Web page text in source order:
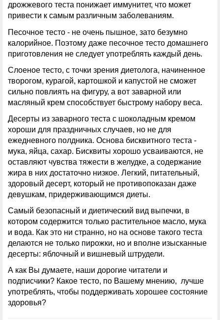
дрожжевого теста понижает иммунитет, что может
привести к самым различным заболеваниям.
Песочное тесто - не очень пышное, зато безумно
калорийное. Поэтому даже песочное тесто домашнего
приготовления не следует употреблять каждый день.
Слоеное тесто, с точки зрения диетолога, начиненное
творогом, курагой, картошкой и капустой не сможет
сильно повлиять на фигуру, а вот заварной или
масляный крем способствует быстрому набору веса.
Десерты из заварного теста с шоколадным кремом
хороши для праздничных случаев, но не для
ежедневного полдника. Основа бисквитного теста -
мука, яйца, сахар. Бисквиты хорошо усваиваются, не
оставляют чувства тяжести в желудке, а содержание
жира в них достаточно низкое. Легкий, питательный,
здоровый десерт, который не противопоказан даже
девушкам, придерживающимся диеты.
Самый безопасный и диетический вид выпечки, в
котором содержится только растительное масло, мука
и вода. Как это ни странно, но на основе такого теста
делаются не только пирожки, но и вполне изысканные
десерты: яблочный и вишневый штрудели.
А как Вы думаете, наши дорогие читатели и
подписчики? Какое тесто, по Вашему мнению, лучше
употреблять, чтобы поддерживать хорошее состояние
здоровья?